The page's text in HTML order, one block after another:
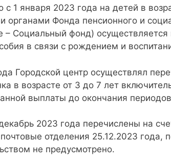
1 января 2023 года на детей в
органами Фонда пенсионного и
– Социальный фонд) осуществляется
в связи с рождением и
Городской центр осуществлял
в возрасте от 3 до 7 лет
выплаты до окончания
2023 года перечислены на
отделения 25.12.2023 года,
не предусмотрено.